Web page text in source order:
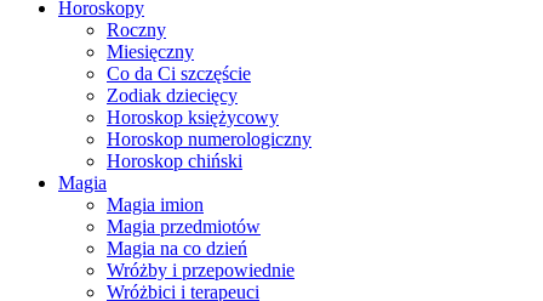
Horoskopy
Roczny
Miesięczny
Co da Ci szczęście
Zodiak dziecięcy
Horoskop księżycowy
Horoskop numerologiczny
Horoskop chiński
Magia
Magia imion
Magia przedmiotów
Magia na co dzień
Wróżby i przepowiednie
Wróżbici i terapeuci